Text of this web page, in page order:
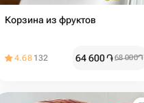
Корзина из фруктов
4.68 132 64 600֏68 000֏